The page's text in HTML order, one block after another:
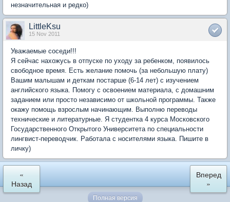
незначительная и редко)
LittleKsu
15 Nov 2011
Уважаемые соседи!!!
Я сейчас нахожусь в отпуске по уходу за ребенком, появилось
свободное время. Есть желание помочь (за небольшую плату)
Вашим малышам и деткам постарше (6-14 лет) с изучением
английского языка. Помогу с освоением материала, с домашним
заданием или просто независимо от школьной программы. Также
окажу помощь взрослым начинающим. Выполню переводы
технические и литературные. Я студентка 4 курса Московского
Государственного Открытого Университета по специальности
лингвист-переводчик. Работала с носителями языка. Пишите в
личку)
«
Назад
Вперед
»
Полная версия